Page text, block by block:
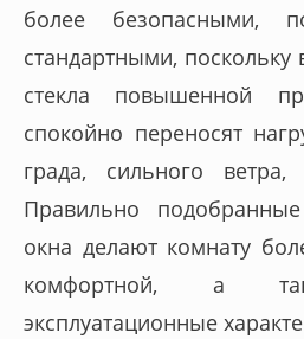
более безопасными,
стандартными, поскольку
стекла повышенной
спокойно переносят
града, сильного
Правильно
окна делают комнату
комфортной, а
эксплуатационные